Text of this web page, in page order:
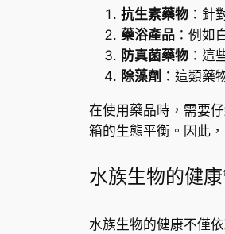
抗生素藥物 ：針
藥浴產品 ：例如
防真菌藥物 ：這
除藻劑 ：這類藥
在使用藥品時，需要
箱的生態平衡。因此
水族生物的健
水族生物的健康不僅